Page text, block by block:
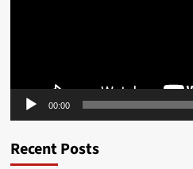
00:00
Recent Posts